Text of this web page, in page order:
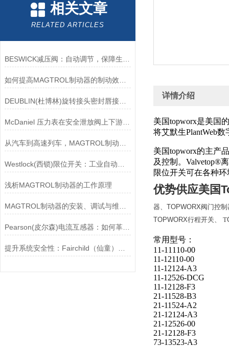
相关文章
RELATED ARTICLES
DEUBLIN(杜博林)旋转接头密封唇接觖宽度和负载
McDaniel 压力表在安全泄放阀上下游压力监测中的应用
浅析MAGTROL制动器的工作原理
Pearson(皮尔森)电流互感器：如何革新电力监控？
详情介绍
美国topworx是美国
将艾默生PlantWeb
美国topworx的主产
及控制。 Valvetop®
限位开关可在各种
优势供应美国
器、TOPWORX阀门控
TOPWORX行程开关、 T
常用型号：
11-11110-00
11-12110-00
11-12124-A3
11-12526-DCG
11-12128-F3
21-11528-B3
21-11524-A2
21-12124-A3
21-12526-00
21-12128-F3
73-13523-A3